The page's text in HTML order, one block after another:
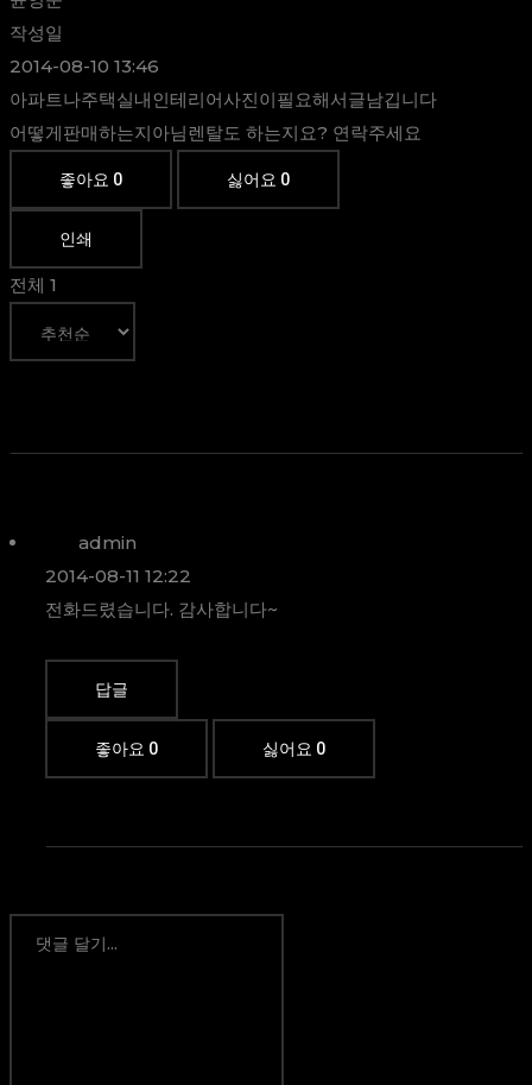
작성일
2014-08-10 13:46
아파트나주택실내인테리어사진이필요해서글남깁니다
어떻게판매하는지아님렌탈도 하는지요? 연락주세요
좋아요 0 싫어요 0
인쇄
전체 1
admin
2014-08-11 12:22
전화드렸습니다. 감사합니다~
답글
좋아요 0 싫어요 0